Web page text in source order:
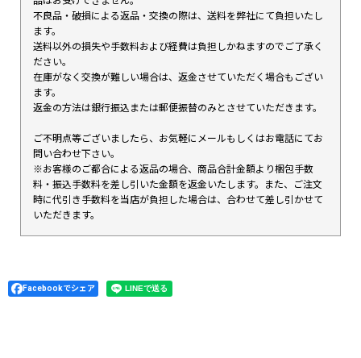
不良品・破損による返品・交換の際は、送料を弊社にて負担いたし
ます。
送料以外の損失や手数料および経費は負担しかねますのでご了承く
ださい。
在庫がなく交換が難しい場合は、返金させていただく場合もござい
ます。
返金の方法は銀行振込または郵便振替のみとさせていただきます。
ご不明点等ございましたら、お気軽にメールもしくはお電話にてお
問い合わせ下さい。
※お客様のご都合による返品の場合、商品合計金額より梱包手数
料・振込手数料を差し引いた金額を返金いたします。また、ご注文
時に代引き手数料を当店が負担した場合は、合わせて差し引かせて
いただきます。
Facebookでシェア